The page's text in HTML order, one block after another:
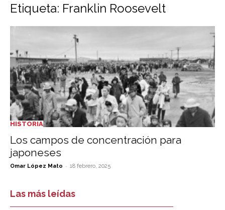
Etiqueta: Franklin Roosevelt
HISTORIA
Los campos de concentración para
japoneses
Omar López Mato - 18 febrero, 2025
Las más leídas